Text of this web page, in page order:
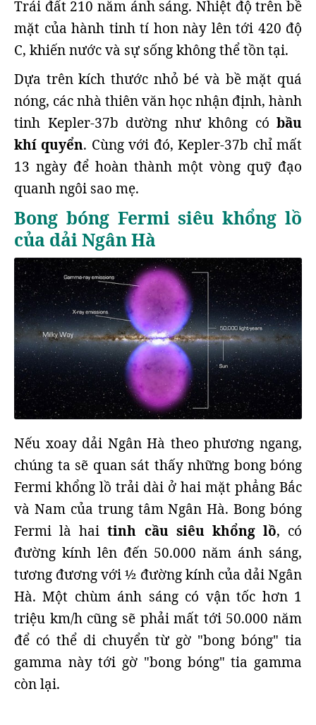
Trái đất 210 năm ánh sáng. Nhiệt độ trên bề
mặt của hành tinh tí hon này lên tới 420 độ
C, khiến nước và sự sống không thể tồn tại.
Dựa trên kích thước nhỏ bé và bề mặt quá
nóng, các nhà thiên văn học nhận định, hành
tinh Kepler-37b dường như không có bầu
khí quyển. Cùng với đó, Kepler-37b chỉ mất
13 ngày để hoàn thành một vòng quỹ đạo
quanh ngôi sao mẹ.
Bong bóng Fermi siêu khổng lồ
của dải Ngân Hà
Nếu xoay dải Ngân Hà theo phương ngang,
chúng ta sẽ quan sát thấy những bong bóng
Fermi khổng lồ trải dài ở hai mặt phẳng Bắc
và Nam của trung tâm Ngân Hà. Bong bóng
Fermi là hai tinh cầu siêu khổng lồ, có
đường kính lên đến 50.000 năm ánh sáng,
tương đương với ½ đường kính của dải Ngân
Hà. Một chùm ánh sáng có vận tốc hơn 1
triệu km/h cũng sẽ phải mất tới 50.000 năm
để có thể di chuyển từ gờ "bong bóng" tia
gamma này tới gờ "bong bóng" tia gamma
còn lại.